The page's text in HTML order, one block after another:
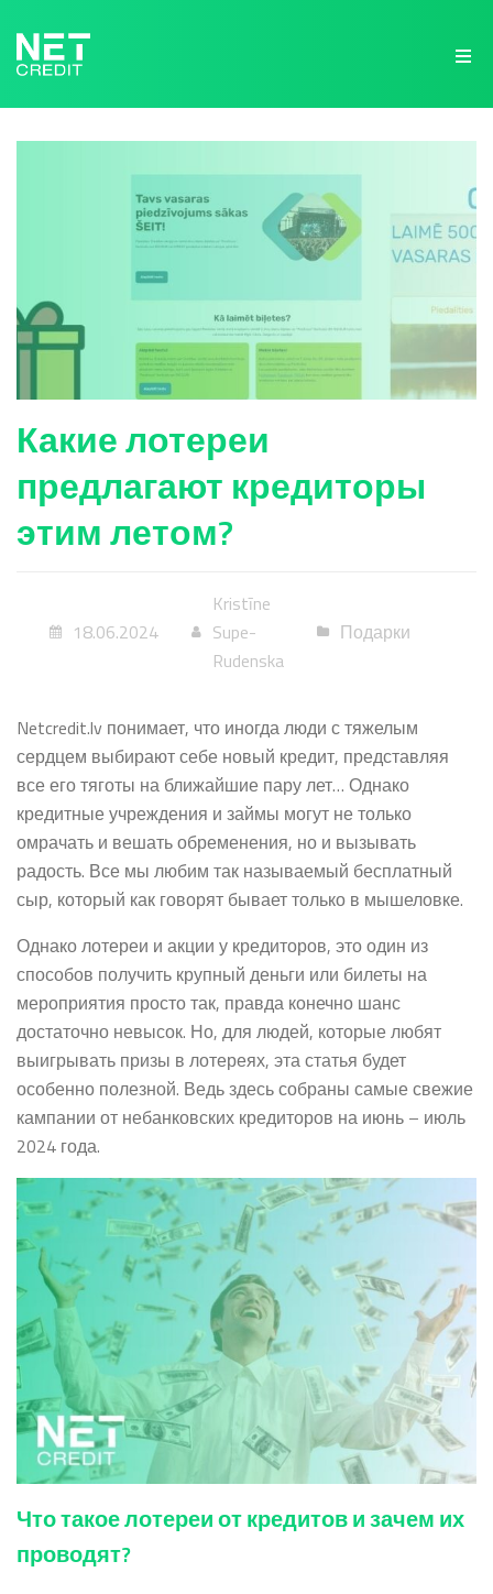
NetCredit.lv
Какие лотереи
предлагают кредиторы
этим летом?
18.06.2024
Kristīne
Supe-
Rudenska
Подарки
Netcredit.lv понимает, что иногда люди с тяжелым
сердцем выбирают себе новый кредит, представляя
все его тяготы на ближайшие пару лет… Однако
кредитные учреждения и займы могут не только
омрачать и вешать обременения, но и вызывать
радость. Все мы любим так называемый бесплатный
сыр, который как говорят бывает только в мышеловке.
Однако лотереи и акции у кредиторов, это один из
способов получить крупный деньги или билеты на
мероприятия просто так, правда конечно шанс
достаточно невысок. Но, для людей, которые любят
выигрывать призы в лотереях, эта статья будет
особенно полезной. Ведь здесь собраны самые свежие
кампании от небанковских кредиторов на июнь – июль
2024 года.
Что такое лотереи от кредитов и зачем их
проводят?